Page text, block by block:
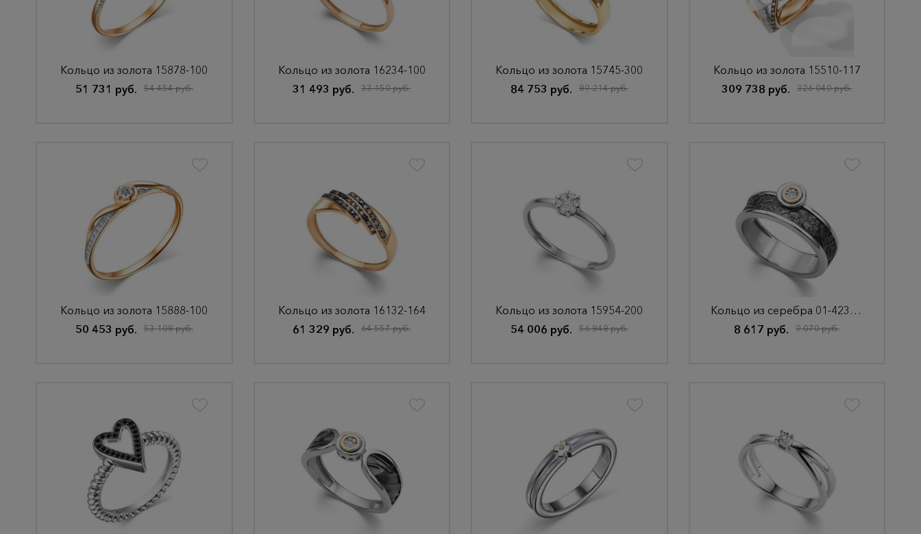
Кольцо из золота 15878-100
51 731 руб.
54 454 руб.
Кольцо из золота 16234-100
31 493 руб.
33 150 руб.
Кольцо из золота 15745-300
84 753 руб.
89 214 руб.
Кольцо из золота 15510-117
309 738 руб.
326 040 руб.
Кольцо из золота 15888-100
50 453 руб.
53 108 руб.
Кольцо из золота 16132-164
61 329 руб.
64 557 руб.
Кольцо из золота 15954-200
54 006 руб.
56 848 руб.
Кольцо из серебра 01-4239/000Б-17
8 617 руб.
9 070 руб.